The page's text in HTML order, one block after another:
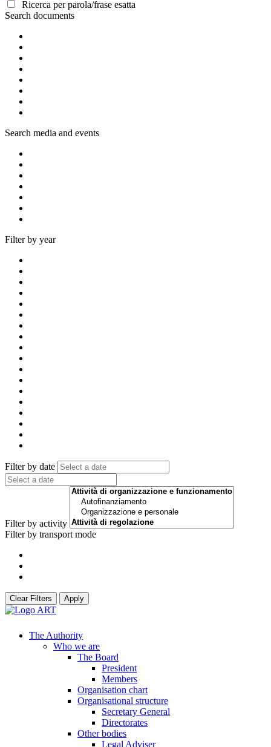
Ricerca per parola/frase esatta
Search documents
Search media and events
Filter by year
Filter by date
Filter by activity
Filter by transport mode
Clear Filters Apply
The Authority
Who we are
The Board
President
Members
Organisation chart
Organisational structure
Secretary General
Directorates
Other bodies
Legal Adviser